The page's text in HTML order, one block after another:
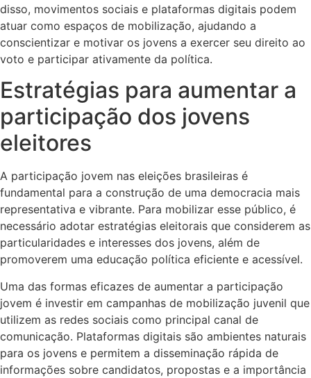
disso, movimentos sociais e plataformas digitais podem
atuar como espaços de mobilização, ajudando a
conscientizar e motivar os jovens a exercer seu direito ao
voto e participar ativamente da política.
Estratégias para aumentar a
participação dos jovens
eleitores
A participação jovem nas eleições brasileiras é
fundamental para a construção de uma democracia mais
representativa e vibrante. Para mobilizar esse público, é
necessário adotar estratégias eleitorais que considerem as
particularidades e interesses dos jovens, além de
promoverem uma educação política eficiente e acessível.
Uma das formas eficazes de aumentar a participação
jovem é investir em campanhas de mobilização juvenil que
utilizem as redes sociais como principal canal de
comunicação. Plataformas digitais são ambientes naturais
para os jovens e permitem a disseminação rápida de
informações sobre candidatos, propostas e a importância